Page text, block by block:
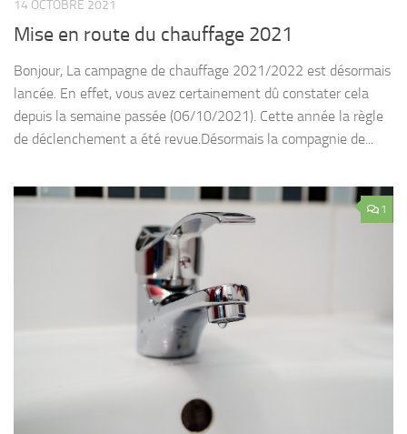
14 OCTOBRE 2021
Mise en route du chauffage 2021
Bonjour, La campagne de chauffage 2021/2022 est désormais
lancée. En effet, vous avez certainement dû constater cela
depuis la semaine passée (06/10/2021). Cette année la règle
de déclenchement a été revue.Désormais la compagnie de...
1